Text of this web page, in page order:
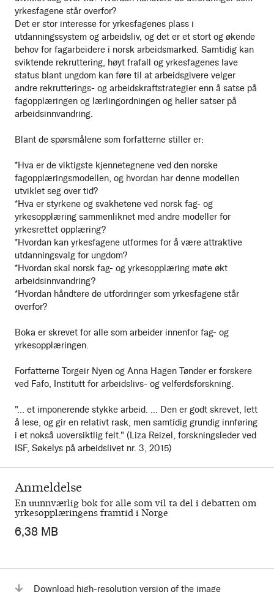
Anmeldelse
En uunnværlig bok for alle som vil ta del i debatten om
yrkesopplæringens framtid i Norge
6,38 MB
yrkesfagene står overfor?
Det er stor interesse for yrkesfagenes plass i
utdanningssystem og arbeidsliv, og det er et stort og økende
behov for fagarbeidere i norsk arbeidsmarked. Samtidig kan
sviktende rekruttering, høyt frafall og yrkesfagenes lave
status blant ungdom kan føre til at arbeidsgivere velger
andre rekrutterings- og arbeidskraftstrategier enn å satse på
fagopplæringen og lærlingordningen og heller satser på
arbeidsinnvandring.
Blant de spørsmålene som forfatterne stiller er:
*Hva er de viktigste kjennetegnene ved den norske
fagopplæringsmodellen, og hvordan har denne modellen
utviklet seg over tid?
*Hva er styrkene og svakhetene ved norsk fag- og
yrkesopplæring sammenliknet med andre modeller for
yrkesrettet opplæring?
*Hvordan kan yrkesfagene utformes for å være attraktive
utdanningsvalg for ungdom?
*Hvordan skal norsk fag- og yrkesopplæring møte økt
arbeidsinnvandring?
*Hvordan håndtere de utfordringer som yrkesfagene står
overfor?
Boka er skrevet for alle som arbeider innenfor fag- og
yrkesopplæringen.
Forfatterne Torgeir Nyen og Anna Hagen Tønder er forskere
ved Fafo, Institutt for arbeidslivs- og velferdsforskning.
"... et imponerende stykke arbeid. ... Den er godt skrevet, lett
å lese, og gir en relativt rask, men samtidig grundig innføring
i et nokså uoversiktlig felt." (Liza Reizel, forskningsleder ved
ISF, Søkelys på arbeidslivet nr. 3, 2015)
Download high-resolution version of the image